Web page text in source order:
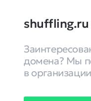
shuffling.ru
домена? Мы
в